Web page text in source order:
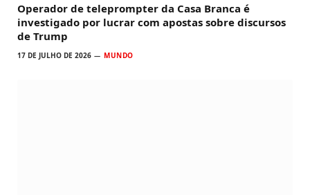
Operador de teleprompter da Casa Branca é
investigado por lucrar com apostas sobre discursos
de Trump
17 DE JULHO DE 2026 MUNDO